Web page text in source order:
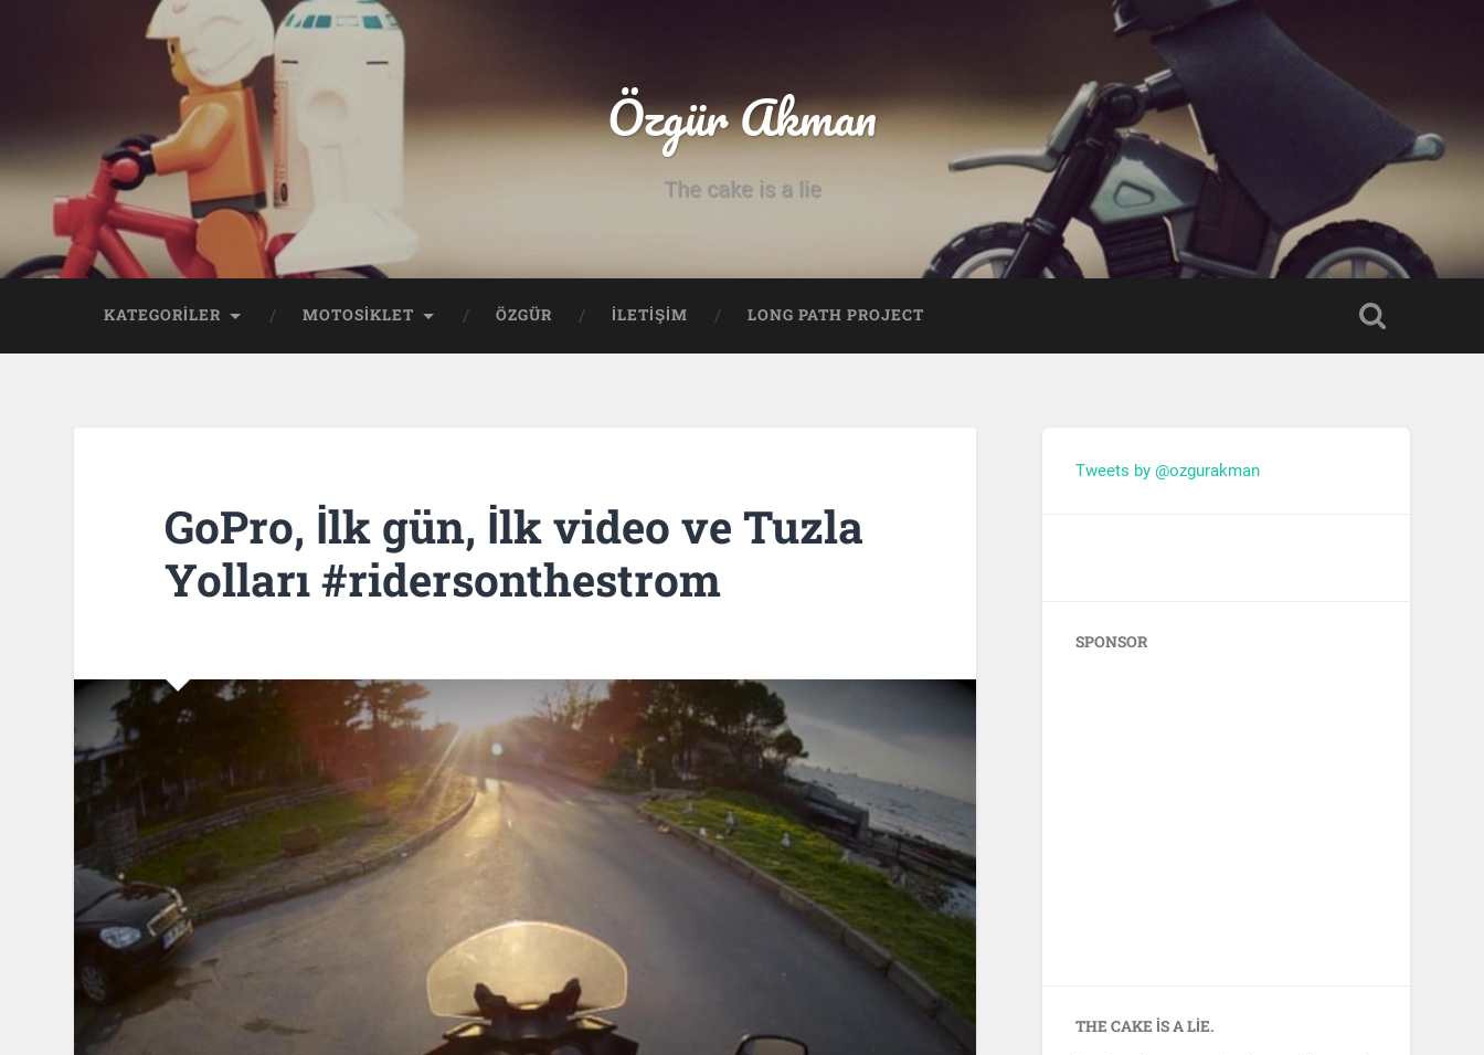
Özgür Akman
The cake is a lie
KATEGORİLER MOTOSİKLET ÖZGÜR İLETİŞİM LONG PATH PROJECT
GoPro, İlk gün, İlk video ve Tuzla
Yolları #ridersonthestrom
Tweets by @ozgurakman
SPONSOR
THE CAKE IS A LIE.